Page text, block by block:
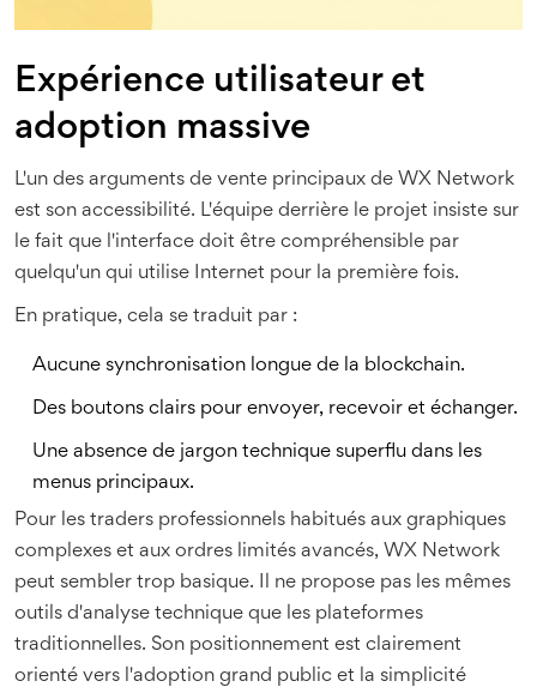
Expérience utilisateur et
adoption massive
L'un des arguments de vente principaux de WX Network
est son accessibilité. L'équipe derrière le projet insiste sur
le fait que l'interface doit être compréhensible par
quelqu'un qui utilise Internet pour la première fois.
En pratique, cela se traduit par :
Aucune synchronisation longue de la blockchain.
Des boutons clairs pour envoyer, recevoir et échanger.
Une absence de jargon technique superflu dans les
menus principaux.
Pour les traders professionnels habitués aux graphiques
complexes et aux ordres limités avancés, WX Network
peut sembler trop basique. Il ne propose pas les mêmes
outils d'analyse technique que les plateformes
traditionnelles. Son positionnement est clairement
orienté vers l'adoption grand public et la simplicité